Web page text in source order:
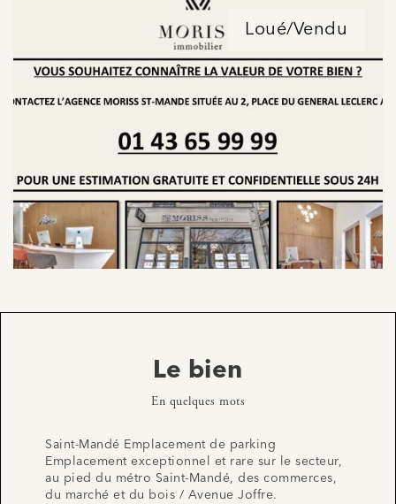
Loué/Vendu
Le bien
En quelques mots
Saint-Mandé Emplacement de parking
Emplacement exceptionnel et rare sur le secteur,
au pied du métro Saint-Mandé, des commerces,
du marché et du bois / Avenue Joffre.